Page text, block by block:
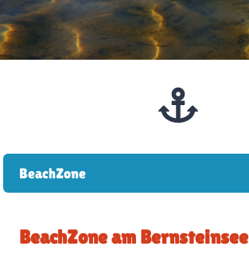
BeachZone
BeachZone am Bernsteinsee